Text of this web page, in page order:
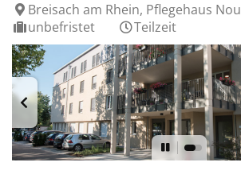
Breisach am Rhein, Pflegehaus
unbefristet
Teilzeit